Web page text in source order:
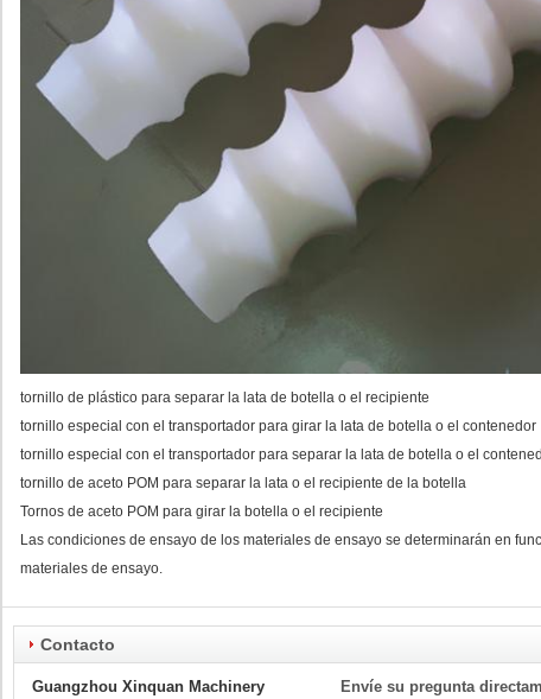
tornillo de plástico para separar la lata de botella o el recipiente
tornillo especial con el transportador para girar la lata de botella o el contenedor
tornillo especial con el transportador para separar la lata de botella o el
tornillo de aceto POM para separar la lata o el recipiente de la botella
Tornos de aceto POM para girar la botella o el recipiente
Las condiciones de ensayo de los materiales de ensayo se determinarán en
materiales de ensayo.
Contacto
Guangzhou Xinquan Machinery
Envíe su pregunta